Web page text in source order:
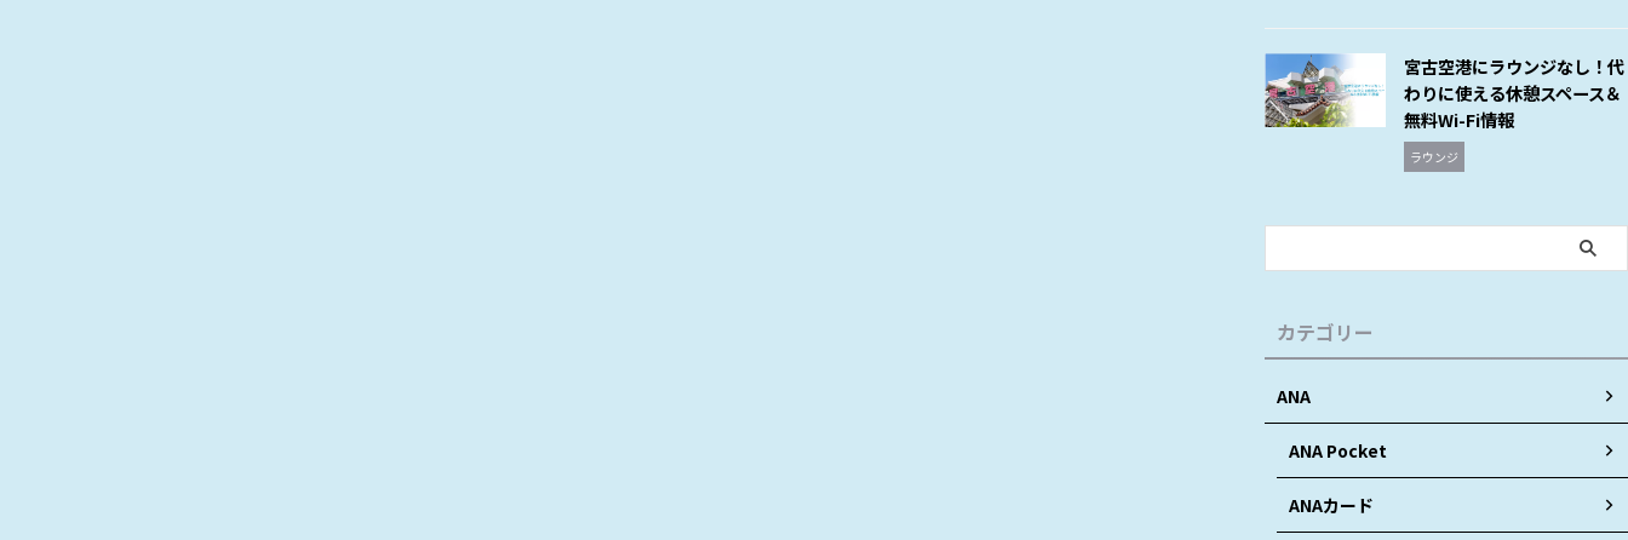
宮古空港にラウンジなし！代
わりに使える休憩スペース＆
無料Wi-Fi情報
ラウンジ
カテゴリー
ANA
ANA Pocket
ANAカード